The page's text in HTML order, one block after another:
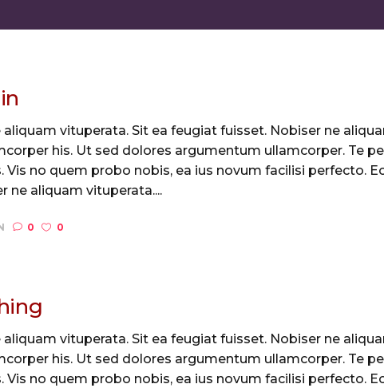
aliquam vituperata. Sit ea feugiat fuisset. Nobiser ne
his. Ut sed dolores argumentum ullamcorper. Te
no quem probo nobis, ea ius novum facilisi perfecto.
ne aliquam vituperata....
0 0
aliquam vituperata. Sit ea feugiat fuisset. Nobiser ne
his. Ut sed dolores argumentum ullamcorper. Te
no quem probo nobis, ea ius novum facilisi perfecto.